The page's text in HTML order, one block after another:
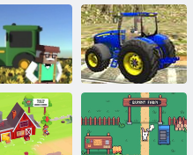
Bulma
Hikayesi
Farmington
Çalan
Çiftçiler
Dr. Traktör
Tarımı